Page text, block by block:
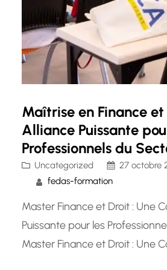
Maîtrise en Finance et
Alliance Puissante
Professionnels du
Uncategorized
27 octobre
fedas-formation
Master Finance et Droit : Une
Puissante pour les
Master Finance et Droit : Une